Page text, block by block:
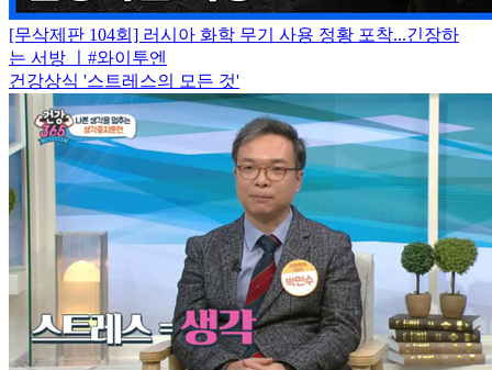
[무삭제판 104회] 러시아 화학 무기 사용 정황 포착...긴장하
는 서방 ㅣ#와이투엔
건강상식 '스트레스의 모든 것'